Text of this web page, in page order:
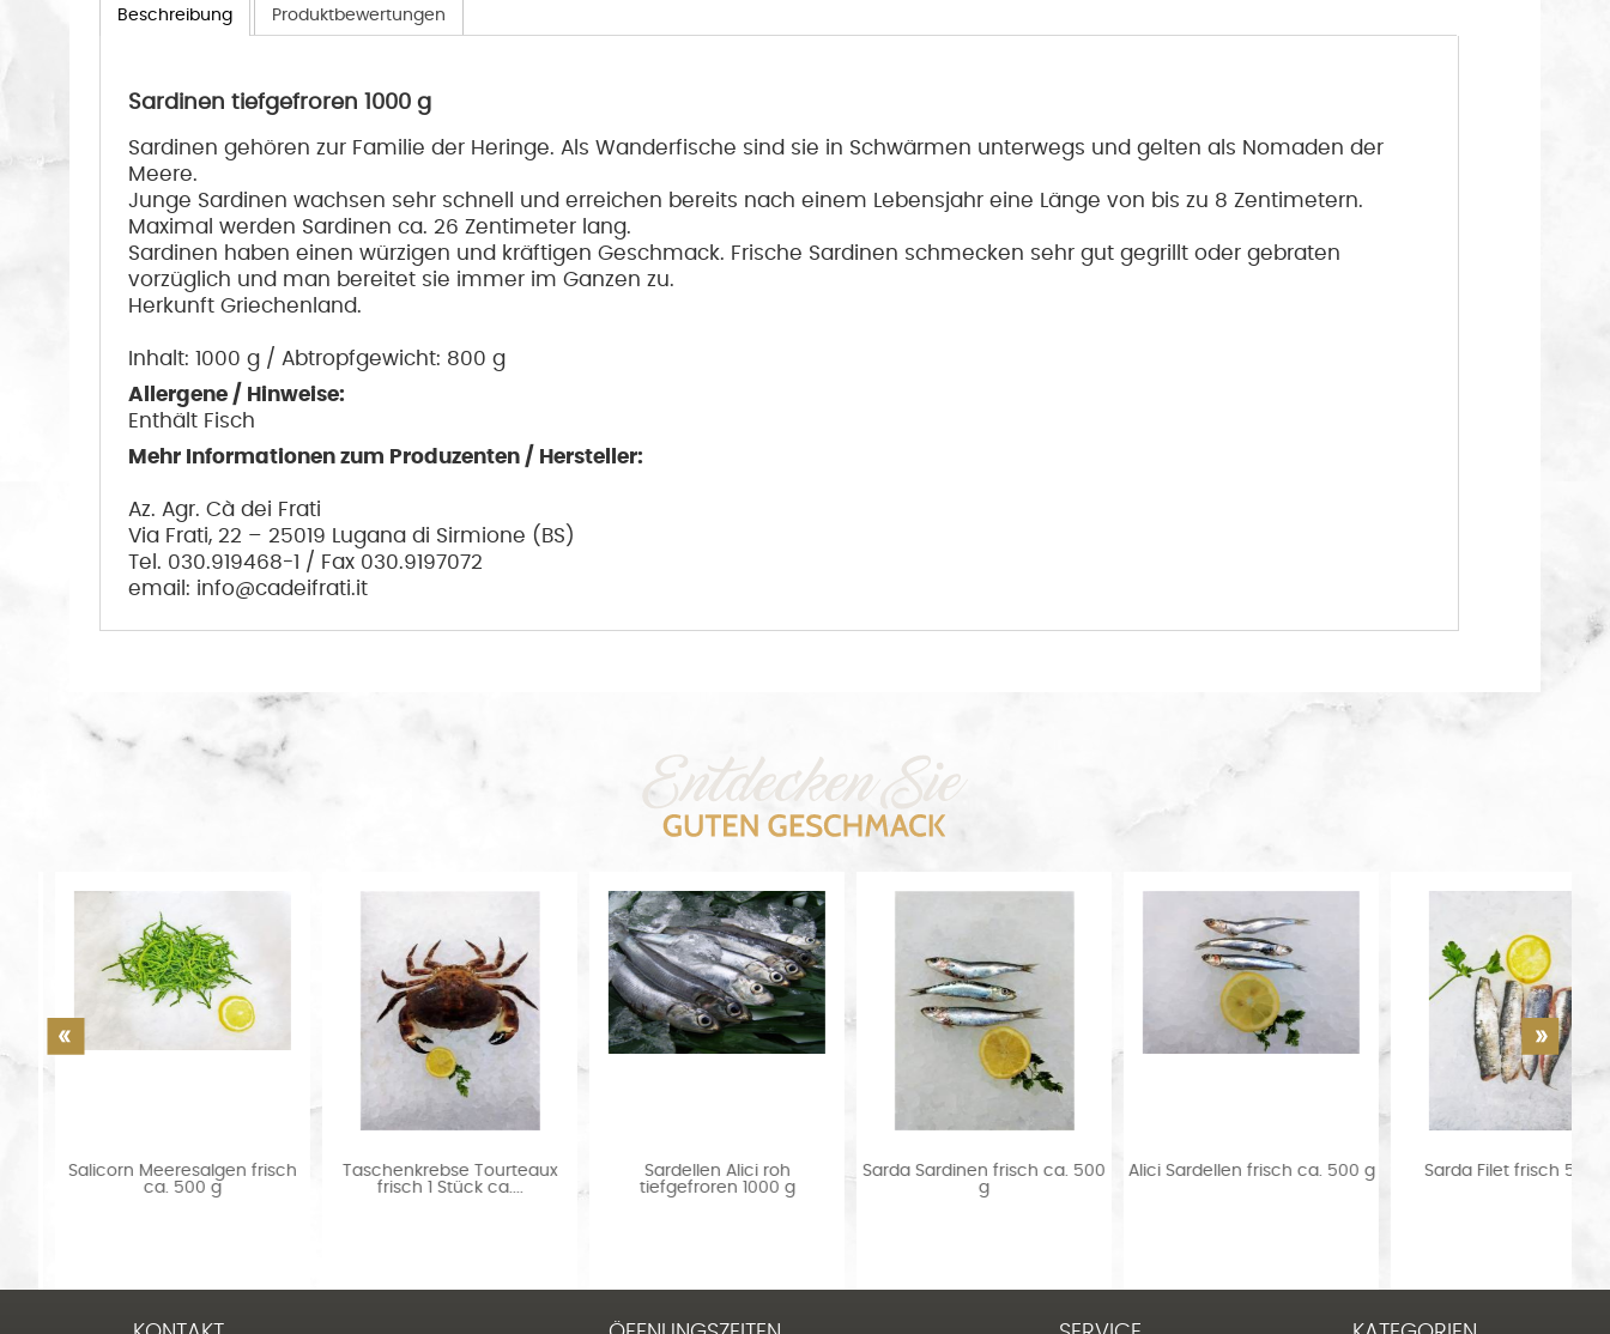
Beschreibung Produktbewertungen
Sardinen tiefgefroren 1000 g
Sardinen gehören zur Familie der Heringe. Als Wanderfische sind sie in Schwärmen unterwegs und gelten als Nomaden der
Meere.
Junge Sardinen wachsen sehr schnell und erreichen bereits nach einem Lebensjahr eine Länge von bis zu 8 Zentimetern.
Maximal werden Sardinen ca. 26 Zentimeter lang.
Sardinen haben einen würzigen und kräftigen Geschmack. Frische Sardinen schmecken sehr gut gegrillt oder gebraten
vorzüglich und man bereitet sie immer im Ganzen zu.
Herkunft Griechenland.
Inhalt: 1000 g / Abtropfgewicht: 800 g
Allergene / Hinweise:
Enthält Fisch
Mehr Informationen zum Produzenten / Hersteller:
Az. Agr. Cà dei Frati
Via Frati, 22 – 25019 Lugana di Sirmione (BS)
Tel. 030.919468-1 / Fax 030.9197072
email: info@cadeifrati.it
Salicorn Meeresalgen frisch
ca. 500 g
Taschenkrebse Tourteaux
frisch 1 Stück ca....
Sardellen Alici roh
tiefgefroren 1000 g
Sarda Sardinen frisch ca. 500
Alici Sardellen frisch ca. 500 g Sarda Filet frisch 500 g